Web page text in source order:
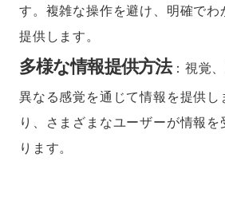
す。複雑な操作を避け、明確で
提供します。
多様な情報提供方法：視覚
異なる感覚を通じて情報を提供し
り、さまざまなユーザーが情報
ります。